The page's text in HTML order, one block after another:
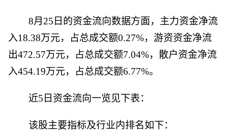
8月25日的资金流向数据方面，主力资金净流
入18.38万元，占总成交额0.27%，游资资金净流
出472.57万元，占总成交额7.04%，散户资金净流
入454.19万元，占总成交额6.77%。
近5日资金流向一览见下表：
该股主要指标及行业内排名如下：